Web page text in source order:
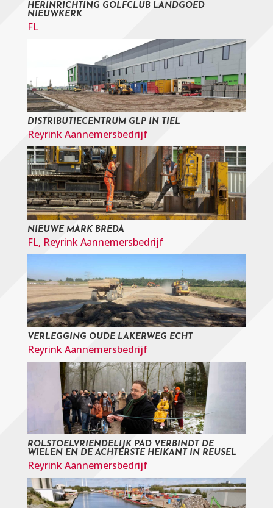
HERINRICHTING GOLFCLUB LANDGOED
NIEUWKERK
FL
DISTRIBUTIECENTRUM GLP IN TIEL
Reyrink Aannemersbedrijf
NIEUWE MARK BREDA
FL, Reyrink Aannemersbedrijf
VERLEGGING OUDE LAKERWEG ECHT
Reyrink Aannemersbedrijf
ROLSTOELVRIENDELIJK PAD VERBINDT DE
WIELEN EN DE ACHTERSTE HEIKANT IN REUSEL
Reyrink Aannemersbedrijf